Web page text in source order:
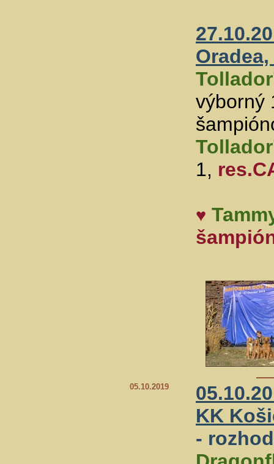
Oradea,
výborný
1,
♥
05.10.2019
KK
-